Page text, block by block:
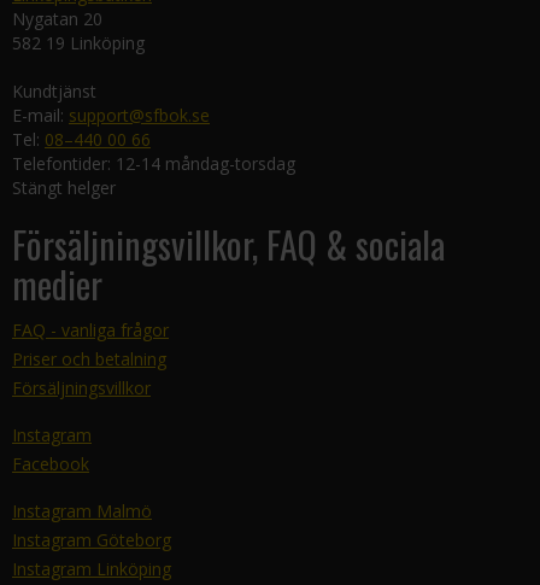
Nygatan 20
582 19 Linköping
Kundtjänst
E-mail: support@sfbok.se
Tel: 08–440 00 66
Telefontider: 12-14 måndag-torsdag
Stängt helger
Försäljningsvillkor, FAQ & sociala
medier
FAQ - vanliga frågor
Priser och betalning
Försäljningsvillkor
Instagram
Facebook
Instagram Malmö
Instagram Göteborg
Instagram Linköping